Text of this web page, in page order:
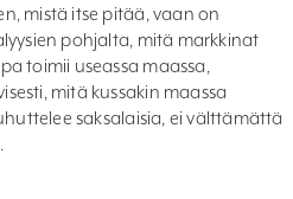
mistä itse pitää, vaan on
pohjalta, mitä markkinat
toimii useassa maassa,
mitä kussakin maassa
saksalaisia, ei välttämättä